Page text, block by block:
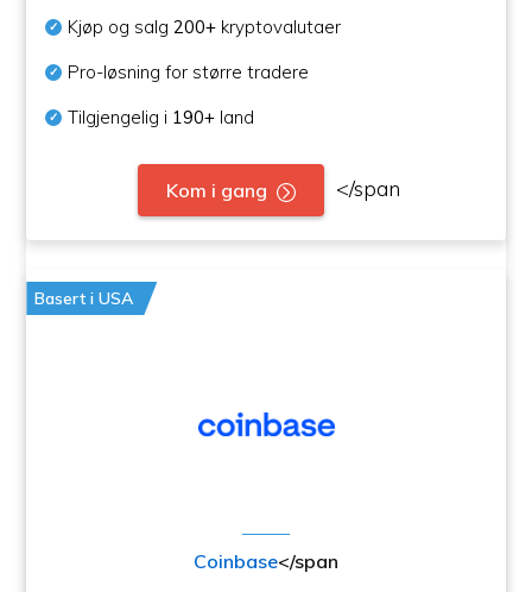
Kjøp og salg200+ kryptovalutaer
Pro-løsning for større tradere
Tilgjengelig i 190+ land
Kom i gang </span
Basert i USA
Coinbase</span